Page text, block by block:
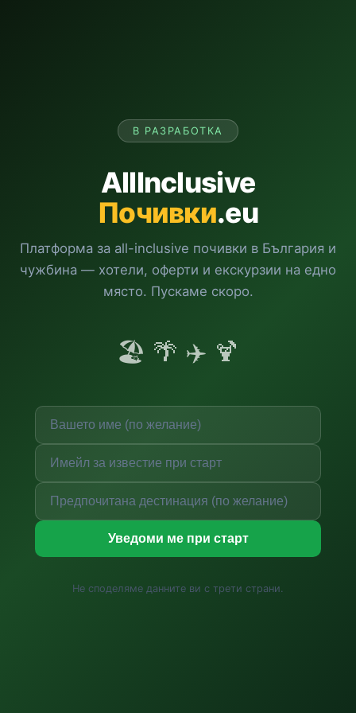
В РАЗРАБОТКА
AllInclusive
Почивки.eu
Платформа за all-inclusive почивки в България и
чужбина — хотели, оферти и екскурзии на едно
място. Пускаме скоро.
🏖️ 🌴 ✈️ 🍹
Уведоми ме при старт
Не споделяме данните ви с трети страни.